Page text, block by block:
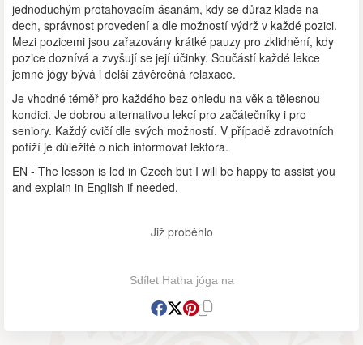
jednoduchým protahovacím ásanám, kdy se důraz klade na
dech, správnost provedení a dle možností výdrž v každé pozici.
Mezi pozicemi jsou zařazovány krátké pauzy pro zklidnění, kdy
pozice doznívá a zvyšují se její účinky. Součástí každé lekce
jemné jógy bývá i delší závěrečná relaxace.
Je vhodné téměř pro každého bez ohledu na věk a tělesnou
kondici. Je dobrou alternativou lekcí pro začátečníky i pro
seniory. Každý cvičí dle svých možností. V případě zdravotních
potíží je důležité o nich informovat lektora.
EN - The lesson is led in Czech but I will be happy to assist you
and explain in English if needed.
Již proběhlo
Sdílet Hatha jóga na